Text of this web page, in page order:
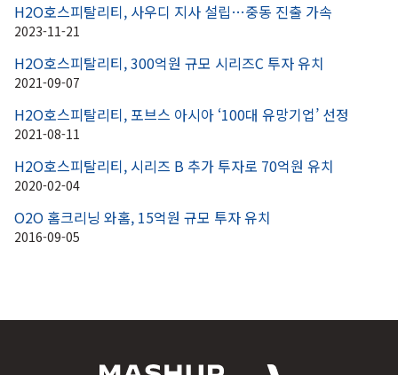
H2O호스피탈리티, 사우디 지사 설립…중동 진출 가속
2023-11-21
H2O호스피탈리티, 300억원 규모 시리즈C 투자 유치
2021-09-07
H2O호스피탈리티, 포브스 아시아 ‘100대 유망기업’ 선정
2021-08-11
H2O호스피탈리티, 시리즈 B 추가 투자로 70억원 유치
2020-02-04
O2O 홈크리닝 와홈, 15억원 규모 투자 유치
2016-09-05